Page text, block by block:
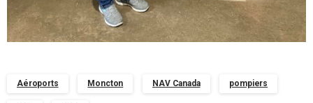
Aéroports Moncton NAV Canada pompiers